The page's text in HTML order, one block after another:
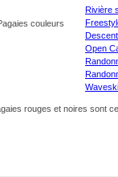
Rivière
Open
Waveski
rouges et noires sont